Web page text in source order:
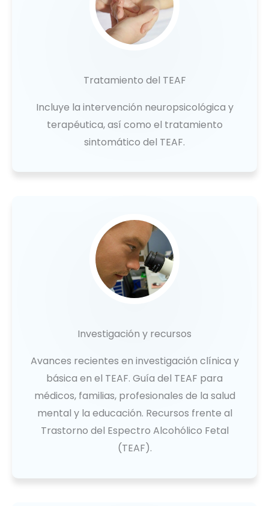
Tratamiento del TEAF
Incluye la intervención neuropsicológica y
terapéutica, así como el tratamiento
sintomático del TEAF.
Investigación y recursos
Avances recientes en investigación clínica y
básica en el TEAF. Guía del TEAF para
médicos, familias, profesionales de la salud
mental y la educación. Recursos frente al
Trastorno del Espectro Alcohólico Fetal
(TEAF).